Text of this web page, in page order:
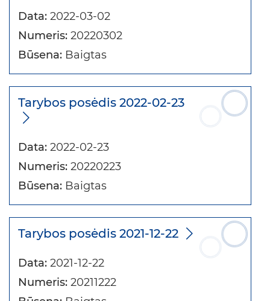
Data: 2022-03-02
Numeris: 20220302
Būsena: Baigtas
Tarybos posėdis 2022-02-23
Data: 2022-02-23
Numeris: 20220223
Būsena: Baigtas
Tarybos posėdis 2021-12-22
Data: 2021-12-22
Numeris: 20211222